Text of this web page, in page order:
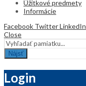
Úžitkové predmety
Informácie
Facebook TwitterLinkedIn
Close
Nájsť
Login